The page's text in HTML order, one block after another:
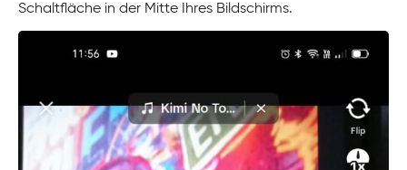
Schaltfläche in der Mitte Ihres Bildschirms.